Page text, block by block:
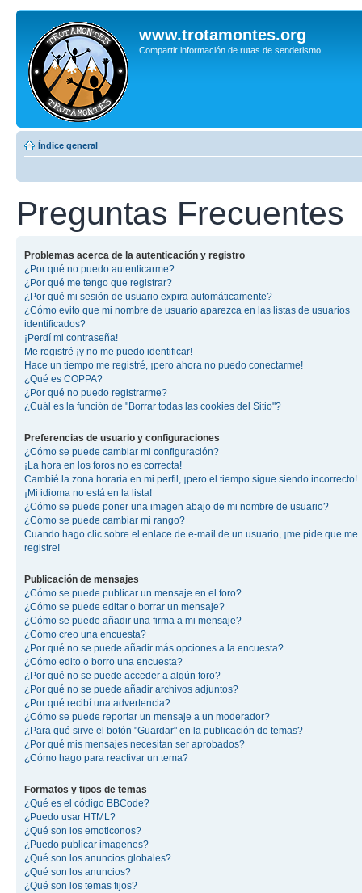
www.trotamontes.org
Compartir información de rutas de senderismo
Índice general
Preguntas Frecuentes
Problemas acerca de la autenticación y registro
¿Por qué no puedo autenticarme?
¿Por qué me tengo que registrar?
¿Por qué mi sesión de usuario expira automáticamente?
¿Cómo evito que mi nombre de usuario aparezca en las listas de usuarios
identificados?
¡Perdí mi contraseña!
Me registré ¡y no me puedo identificar!
Hace un tiempo me registré, ¡pero ahora no puedo conectarme!
¿Qué es COPPA?
¿Por qué no puedo registrarme?
¿Cuál es la función de "Borrar todas las cookies del Sitio"?
Preferencias de usuario y configuraciones
¿Cómo se puede cambiar mi configuración?
¡La hora en los foros no es correcta!
Cambié la zona horaria en mi perfil, ¡pero el tiempo sigue siendo incorrecto!
¡Mi idioma no está en la lista!
¿Cómo se puede poner una imagen abajo de mi nombre de usuario?
¿Cómo se puede cambiar mi rango?
Cuando hago clic sobre el enlace de e-mail de un usuario, ¡me pide que me
registre!
Publicación de mensajes
¿Cómo se puede publicar un mensaje en el foro?
¿Cómo se puede editar o borrar un mensaje?
¿Cómo se puede añadir una firma a mi mensaje?
¿Cómo creo una encuesta?
¿Por qué no se puede añadir más opciones a la encuesta?
¿Cómo edito o borro una encuesta?
¿Por qué no se puede acceder a algún foro?
¿Por qué no se puede añadir archivos adjuntos?
¿Por qué recibí una advertencia?
¿Cómo se puede reportar un mensaje a un moderador?
¿Para qué sirve el botón "Guardar" en la publicación de temas?
¿Por qué mis mensajes necesitan ser aprobados?
¿Cómo hago para reactivar un tema?
Formatos y tipos de temas
¿Qué es el código BBCode?
¿Puedo usar HTML?
¿Qué son los emoticonos?
¿Puedo publicar imagenes?
¿Qué son los anuncios globales?
¿Qué son los anuncios?
¿Qué son los temas fijos?